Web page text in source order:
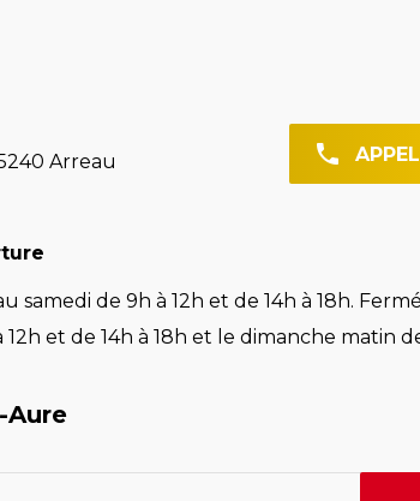
Arreau
samedi de 9h à 12h et de 14h à 18h.
12h et de 14h à 18h et le dimanche matin
Aure